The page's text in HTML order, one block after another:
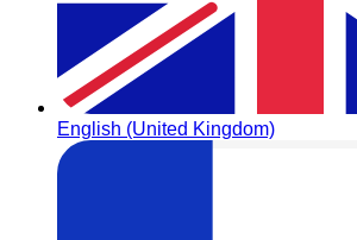
English (United Kingdom)